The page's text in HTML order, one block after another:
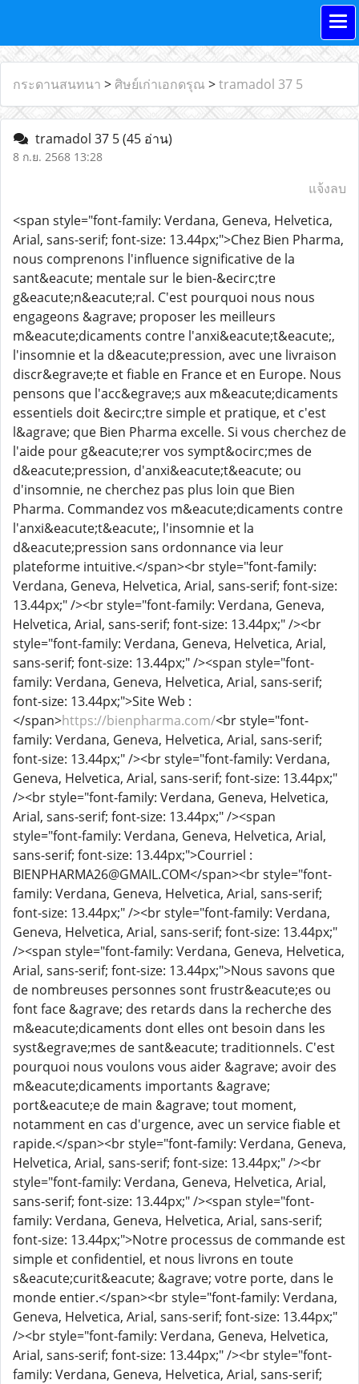
กระดานสนทนา > ศิษย์เก่าเอกดรุณ >tramadol 37 5
tramadol 37 5(45 อ่าน)
8 ก.ย. 2568 13:28
แจ้งลบ
<span style="font-family: Verdana, Geneva, Helvetica,
Arial, sans-serif; font-size: 13.44px;">Chez Bien Pharma,
nous comprenons l'influence significative de la
sant&eacute; mentale sur le bien-&ecirc;tre
g&eacute;n&eacute;ral. C'est pourquoi nous nous
engageons &agrave; proposer les meilleurs
m&eacute;dicaments contre l'anxi&eacute;t&eacute;,
l'insomnie et la d&eacute;pression, avec une livraison
discr&egrave;te et fiable en France et en Europe. Nous
pensons que l'acc&egrave;s aux m&eacute;dicaments
essentiels doit &ecirc;tre simple et pratique, et c'est
l&agrave; que Bien Pharma excelle. Si vous cherchez de
l'aide pour g&eacute;rer vos sympt&ocirc;mes de
d&eacute;pression, d'anxi&eacute;t&eacute; ou
d'insomnie, ne cherchez pas plus loin que Bien
Pharma. Commandez vos m&eacute;dicaments contre
l'anxi&eacute;t&eacute;, l'insomnie et la
d&eacute;pression sans ordonnance via leur
plateforme intuitive.</span><br style="font-family:
Verdana, Geneva, Helvetica, Arial, sans-serif; font-size:
13.44px;" /><br style="font-family: Verdana, Geneva,
Helvetica, Arial, sans-serif; font-size: 13.44px;" /><br
style="font-family: Verdana, Geneva, Helvetica, Arial,
sans-serif; font-size: 13.44px;" /><span style="font-
family: Verdana, Geneva, Helvetica, Arial, sans-serif;
font-size: 13.44px;">Site Web :
</span>https://bienpharma.com/<br style="font-
family: Verdana, Geneva, Helvetica, Arial, sans-serif;
font-size: 13.44px;" /><br style="font-family: Verdana,
Geneva, Helvetica, Arial, sans-serif; font-size: 13.44px;"
/><br style="font-family: Verdana, Geneva, Helvetica,
Arial, sans-serif; font-size: 13.44px;" /><span
style="font-family: Verdana, Geneva, Helvetica, Arial,
sans-serif; font-size: 13.44px;">Courriel :
BIENPHARMA26@GMAIL.COM</span><br style="font-
family: Verdana, Geneva, Helvetica, Arial, sans-serif;
font-size: 13.44px;" /><br style="font-family: Verdana,
Geneva, Helvetica, Arial, sans-serif; font-size: 13.44px;"
/><span style="font-family: Verdana, Geneva, Helvetica,
Arial, sans-serif; font-size: 13.44px;">Nous savons que
de nombreuses personnes sont frustr&eacute;es ou
font face &agrave; des retards dans la recherche des
m&eacute;dicaments dont elles ont besoin dans les
syst&egrave;mes de sant&eacute; traditionnels. C'est
pourquoi nous voulons vous aider &agrave; avoir des
m&eacute;dicaments importants &agrave;
port&eacute;e de main &agrave; tout moment,
notamment en cas d'urgence, avec un service fiable et
rapide.</span><br style="font-family: Verdana, Geneva,
Helvetica, Arial, sans-serif; font-size: 13.44px;" /><br
style="font-family: Verdana, Geneva, Helvetica, Arial,
sans-serif; font-size: 13.44px;" /><span style="font-
family: Verdana, Geneva, Helvetica, Arial, sans-serif;
font-size: 13.44px;">Notre processus de commande est
simple et confidentiel, et nous livrons en toute
s&eacute;curit&eacute; &agrave; votre porte, dans le
monde entier.</span><br style="font-family: Verdana,
Geneva, Helvetica, Arial, sans-serif; font-size: 13.44px;"
/><br style="font-family: Verdana, Geneva, Helvetica,
Arial, sans-serif; font-size: 13.44px;" /><br style="font-
family: Verdana, Geneva, Helvetica, Arial, sans-serif;